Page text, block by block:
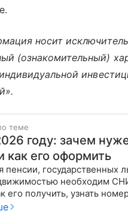
носит
(ознакомительный)
теме
году: зачем
как его оформить
пенсии, государственных
необходим
его получить, узнать
утери этого